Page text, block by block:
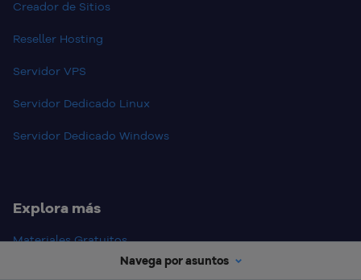
Navega por asuntos
Creador de Sitios
Reseller Hosting
Servidor VPS
Servidor Dedicado Linux
Servidor Dedicado Windows
Explora más
Materiales Gratuitos